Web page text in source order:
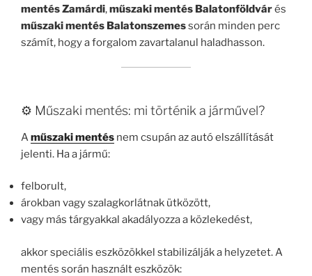
mentés Zamárdi,műszaki mentés Balatonföldvárés
műszaki mentés Balatonszemessorán minden perc
számít, hogy a forgalom zavartalanul haladhasson.
⚙️ Műszaki mentés: mi történik a járművel?
Aműszaki mentés nem csupán az autó elszállítását
jelenti. Ha a jármű:
felborult,
árokban vagy szalagkorlátnak ütközött,
vagy más tárgyakkal akadályozza a közlekedést,
akkor speciális eszközökkel stabilizálják a helyzetet. A
mentés során használt eszközök: